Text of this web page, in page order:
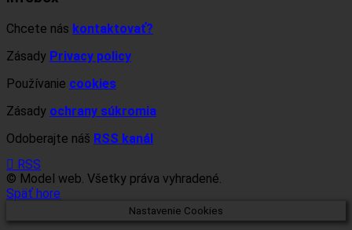
Chcete nás kontaktovať?
Zásady Privacy policy
Používanie cookies
Zásady ochrany súkromia
Odoberajte náš RSS kanál
RSS
© Model web. Všetky práva vyhradené.
Späť hore
Nastavenie Cookies